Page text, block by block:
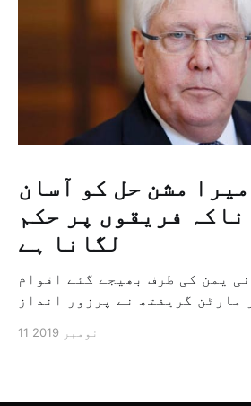
مشن حل کو آسان
ناکہ فریقوں پر حکم
لگانا ہے
یمن کی طرف بھیجے گئے اقوام
مارٹن گریفتھ نے پرزور انداز
کی حدبندی کرنے کے لئے ایک
11 نومبر 2019